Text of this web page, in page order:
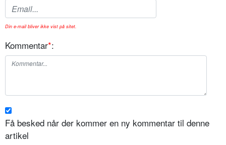
Din e-mail bliver ikke vist på sitet.
Kommentar*:
Få besked når der kommer en ny kommentar til denne
artikel